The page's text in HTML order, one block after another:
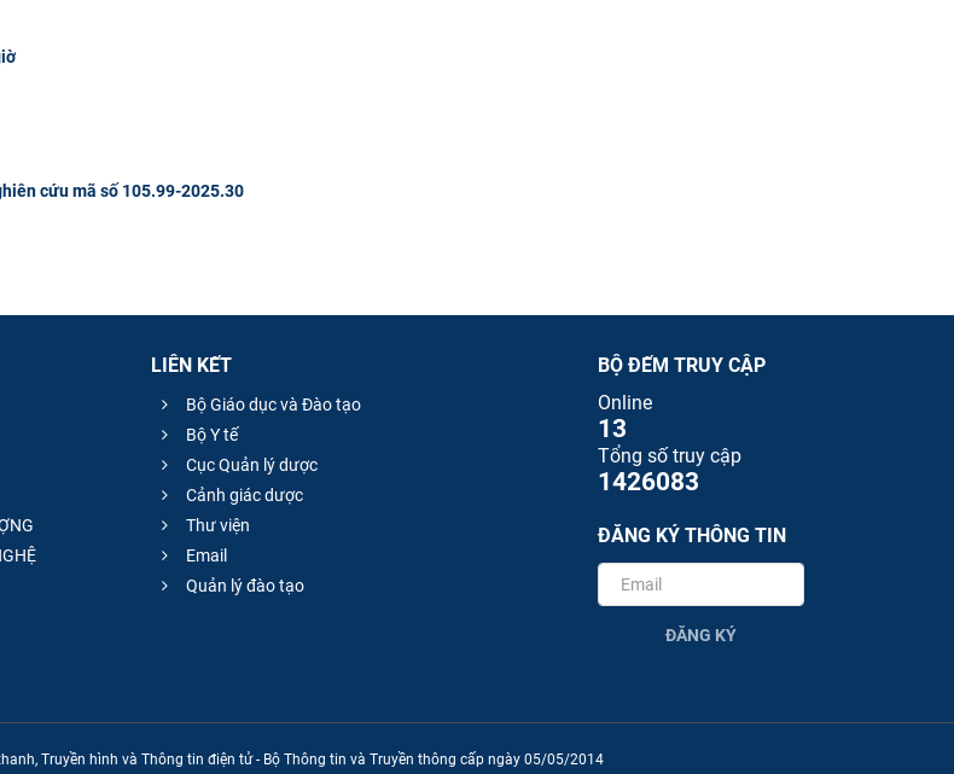
cứu mã số 105.99-2025.30
LIÊN KẾT
Bộ Giáo dục và Đào tạo
Bộ Y tế
Cục Quản lý dược
Cảnh giác dược
Thư viện
Email
Quản lý đào tạo
BỘ ĐẾM TRUY CẬP
Online
13
Tổng số truy cập
1426083
ĐĂNG KÝ THÔNG TIN
ĐĂNG KÝ
Truyền hình và Thông tin điện tử - Bộ Thông tin và Truyền thông cấp ngày 05/05/2014